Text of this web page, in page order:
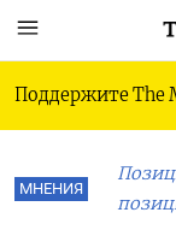
Поддержите The
МНЕНИЯ